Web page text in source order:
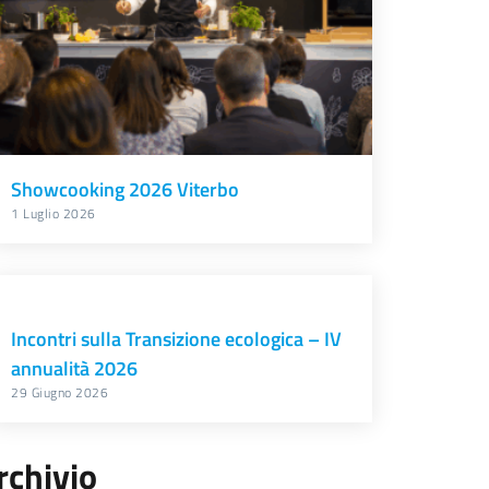
Showcooking 2026 Viterbo
1 Luglio 2026
Incontri sulla Transizione ecologica – IV
annualità 2026
29 Giugno 2026